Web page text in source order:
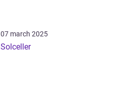
07 march 2025
Solceller